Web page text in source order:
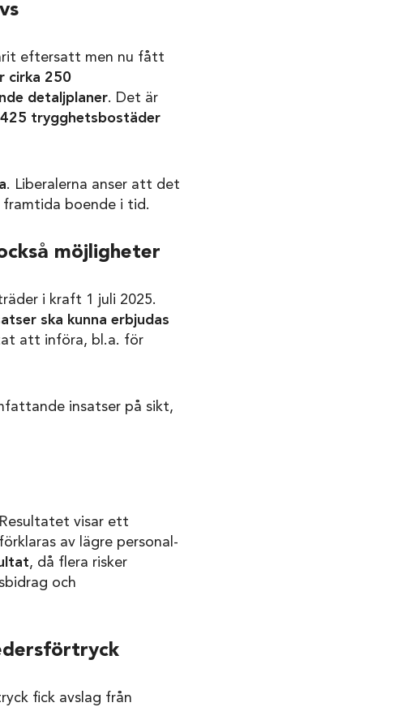
eftersatt men nu fått
cirka 250
detaljplaner. Det är
trygghetsbostäder
. Liberalerna anser att det
boende i tid.
möjligheter
i kraft 1 juli 2025.
ska kunna erbjudas
att införa, bl.a. för
insatser på sikt,
visar ett
av lägre personal-
, då flera risker
och
fick avslag från